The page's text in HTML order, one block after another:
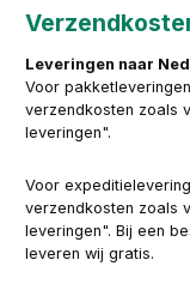
Leveringen naar
Voor
verzendkosten zoals
leveringen".
Voor
verzendkosten zoals
leveringen". Bij een
leveren wij gratis.